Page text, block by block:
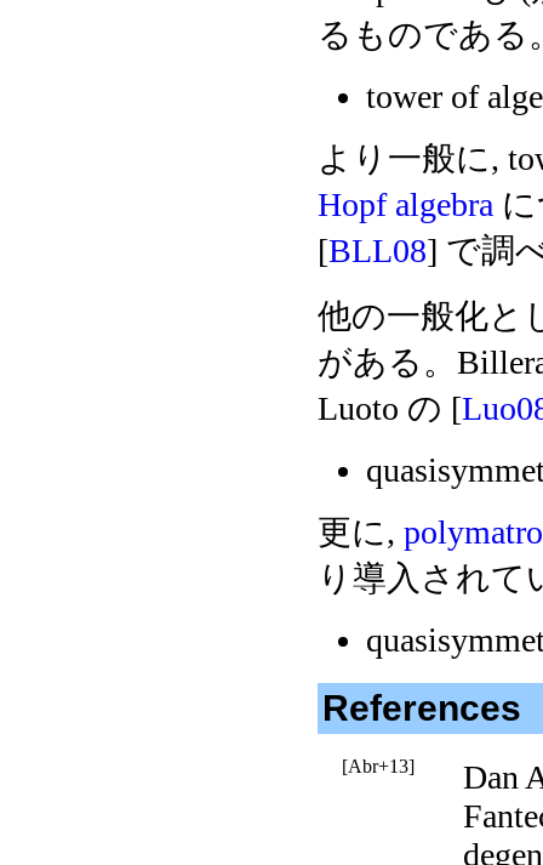
るものである
tower of
より一般に,
Hopf algebra
[BLL08] で調
他の一般化と
がある。
Luoto の [
更に,
り導入されて
References
[Abr+13]
Dan